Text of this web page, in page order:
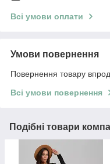
Всі умови оплати
Умови повернення
Повернення товару
Всі умови повернення
Подібні товари